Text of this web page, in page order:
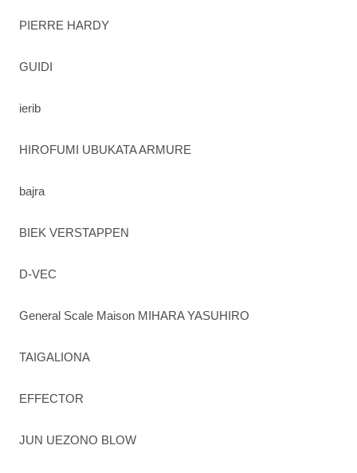
PIERRE HARDY
GUIDI
ierib
HIROFUMI UBUKATA ARMURE
bajra
BIEK VERSTAPPEN
D-VEC
General Scale Maison MIHARA YASUHIRO
TAIGALIONA
EFFECTOR
JUN UEZONO BLOW